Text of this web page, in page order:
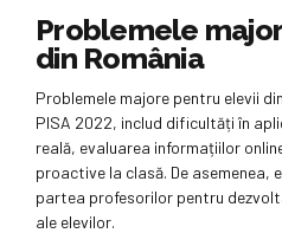
Problemele
din România
Problemele majore pentru elevii
PISA 2022, includ dificultăți în
reală, evaluarea informațiilor
proactive la clasă. De asemenea,
partea profesorilor pentru
ale elevilor.